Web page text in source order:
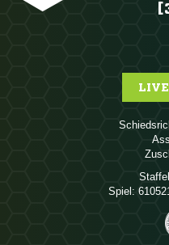
Spiel: